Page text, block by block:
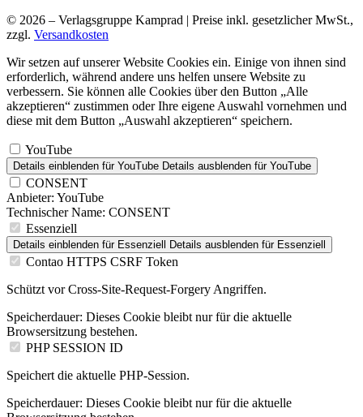
© 2026 – Verlagsgruppe Kamprad | Preise inkl. gesetzlicher MwSt.,
zzgl. Versandkosten
Wir setzen auf unserer Website Cookies ein. Einige von ihnen sind
erforderlich, während andere uns helfen unsere Website zu
verbessern. Sie können alle Cookies über den Button „Alle
akzeptieren“ zustimmen oder Ihre eigene Auswahl vornehmen und
diese mit dem Button „Auswahl akzeptieren“ speichern.
YouTube
Details einblenden für YouTube Details ausblenden für YouTube
CONSENT
Anbieter: YouTube
Technischer Name: CONSENT
Essenziell
Details einblenden für Essenziell Details ausblenden für Essenziell
Contao HTTPS CSRF Token
Schützt vor Cross-Site-Request-Forgery Angriffen.
Speicherdauer: Dieses Cookie bleibt nur für die aktuelle
Browsersitzung bestehen.
PHP SESSION ID
Speichert die aktuelle PHP-Session.
Speicherdauer: Dieses Cookie bleibt nur für die aktuelle